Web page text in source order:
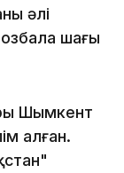
әлі
шағы
Шымкент
алған.